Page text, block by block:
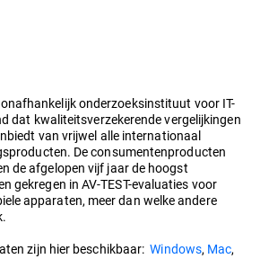
onafhankelijk onderzoeksinstituut voor IT-
dat kwaliteitsverzekerende vergelijkingen
van vrijwel alle internationaal
De consumentenproducten
de afgelopen vijf jaar de hoogst
gekregen in AV-TEST-evaluaties voor
apparaten, meer dan welke andere
zijn hier beschikbaar:Windows, Mac,